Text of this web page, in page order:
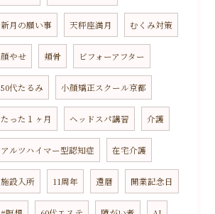
新月の願い事 天秤座満月 むくみ対策
顔やせ 頬骨 ビフォーアフター
50代たるみ 小顔矯正スクール京都
たった１ヶ月 ヘッドスパ講習 介護
アルツハイマー型認知症 在宅介護
施設入所 11周年 還暦 開業記念日